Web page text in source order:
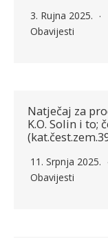
3. Rujna 2025.
Obavijesti
Natječaj za
K.O. Solin i to;
11. Srpnja 2025.
Obavijesti